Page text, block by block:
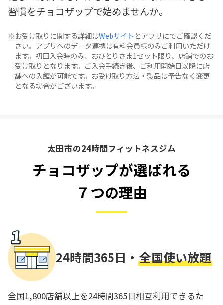
習慣をチョコザップで始めませんか。
お受け取りに関する詳細はWebサイト とアプリにてご確認くだ
さい。アプリへのデータ連携は有料会員様のみご利用いただけ
ます。初回入会時のみ、おひとりさま1セット限り、店舗でのお
受け取りとなります。ご入会手続き後、ご利用開始日以降に店
舗への入館が可能です。お受け取り方法・製品は予告なく変更
となる場合がございます。
太田市の24時間フィットネスジム
チョコザップが選ばれる
７つの理由
24時間365日・ 全国使い放題
全国1,800店舗以上を24時間365日相互利用できるた